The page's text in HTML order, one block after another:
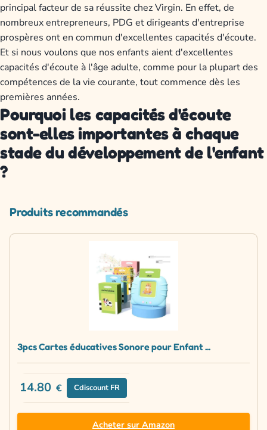
principal facteur de sa réussite chez Virgin. En effet, de
nombreux entrepreneurs, PDG et dirigeants d'entreprise
prospères ont en commun d'excellentes capacités d'écoute.
Et si nous voulons que nos enfants aient d'excellentes
capacités d'écoute à l'âge adulte, comme pour la plupart des
compétences de la vie courante, tout commence dès les
premières années.
Pourquoi les capacités d'écoute
sont-elles importantes à chaque
stade du développement de l'enfant
?
Produits recommandés
3pcs Cartes éducatives Sonore pour Enfant ...
14.80 € Cdiscount FR
Acheter sur Amazon